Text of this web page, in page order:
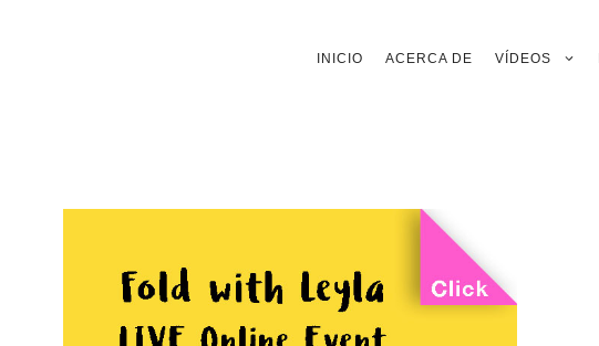
INICIO ACERCA DE VÍDEOS